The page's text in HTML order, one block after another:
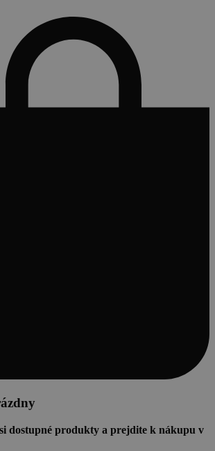
dostupné produkty a prejdite k nákupu v